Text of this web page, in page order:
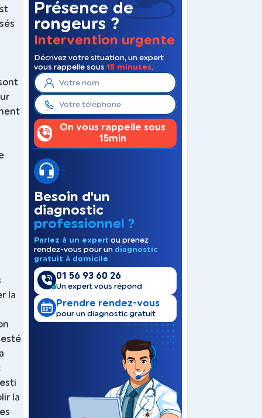
la
la
Présence de
rongeurs ?
Intervention urgente
Décrivez votre situation, un expert
vous rappelle sous 15 minutes.
On vous rappelle sous
15min
Besoin d'un
diagnostic
professionnel ?
Parlez à un expert ou prenez
rendez-vous pour un diagnostic
gratuit à domicile
01 56 93 60 26
Un expert vous répond
Prendre rendez-vous
pour un diagnostic gratuit